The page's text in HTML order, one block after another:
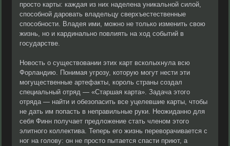
просто карты: каждая из них наделена уникальной силой,
способной даровать владельцу сверхъестественные
способности. Владея ими, можно не только изменить свою
жизнь, но и кардинально повлиять на ход событий в
государстве.
Новость о существовании этих карт всколыхнула всю
Форландию. Понимая угрозу, которую могут нести эти
могущественные артефакты, король страны создал
специальный отряд — «Старшая карта». Задача этого
отряда — найти и обезопасить все уцелевшие карты, чтобы
не дать им попасть в неправильные руки. Неожиданно для
себя Финн получает предложение стать членом этого
элитного коллектива. Теперь его жизнь переворачивается с
ног на голову: он не просто пытается спасти приют, а